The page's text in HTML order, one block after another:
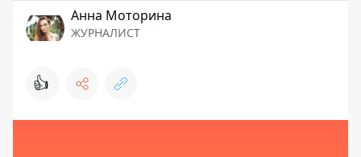
Анна Моторина
ЖУРНАЛИСТ
👍